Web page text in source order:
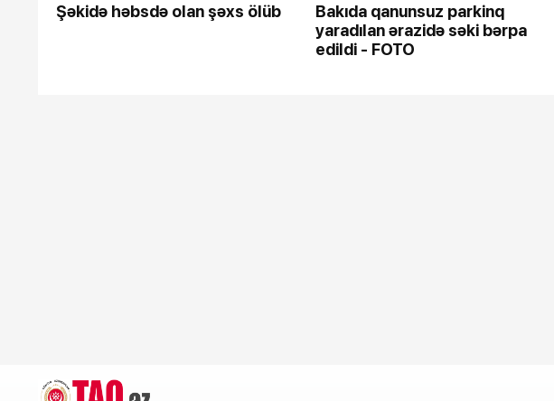
Şəkidə həbsdə olan şəxs ölüb
Bakıda qanunsuz parkinq
yaradılan ərazidə səki bərpa
edildi - FOTO